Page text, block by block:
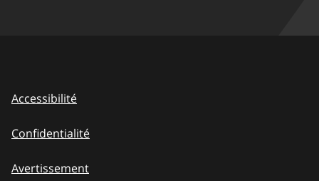
Accessibilité
Confidentialité
Avertissement